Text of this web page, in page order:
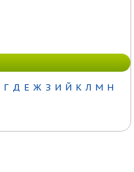
Г Д Е Ж З И Й К Л М Н